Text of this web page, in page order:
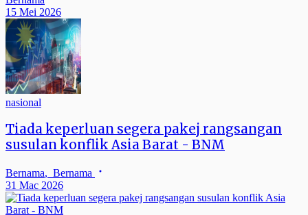
15 Mei 2026
nasional
Tiada keperluan segera pakej rangsangan
susulan konflik Asia Barat - BNM
Bernama, Bernama
31 Mac 2026